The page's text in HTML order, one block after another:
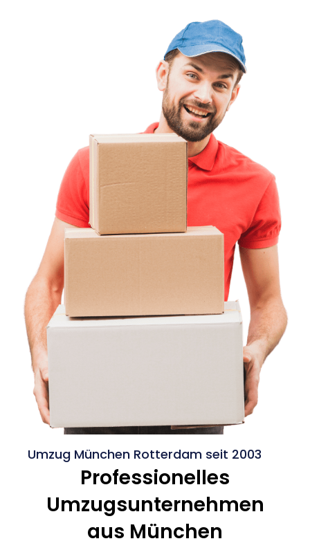
Umzug München Rotterdam seit 2003
Professionelles
Umzugsunternehmen
aus München